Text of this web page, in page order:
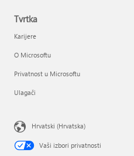
Tvrtka
Karijere
O Microsoftu
Privatnost u Microsoftu
Ulagači
Hrvatski (Hrvatska)
Vaši izbori privatnosti